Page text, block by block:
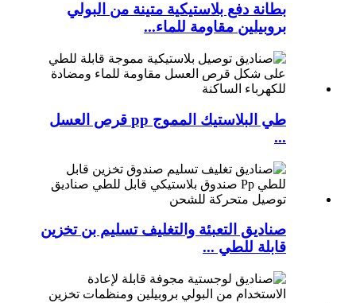
بطانة دفع بلاستيكية متينة من البولي
بروبيلين مقاومة للماء...
طي البلاستيك المموج pp قرص العسل
...
صناديق التعبئة والتغليف تسليم بن تخزين
قابلة للطي ...